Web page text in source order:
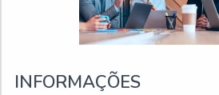
INFORMAÇÕES